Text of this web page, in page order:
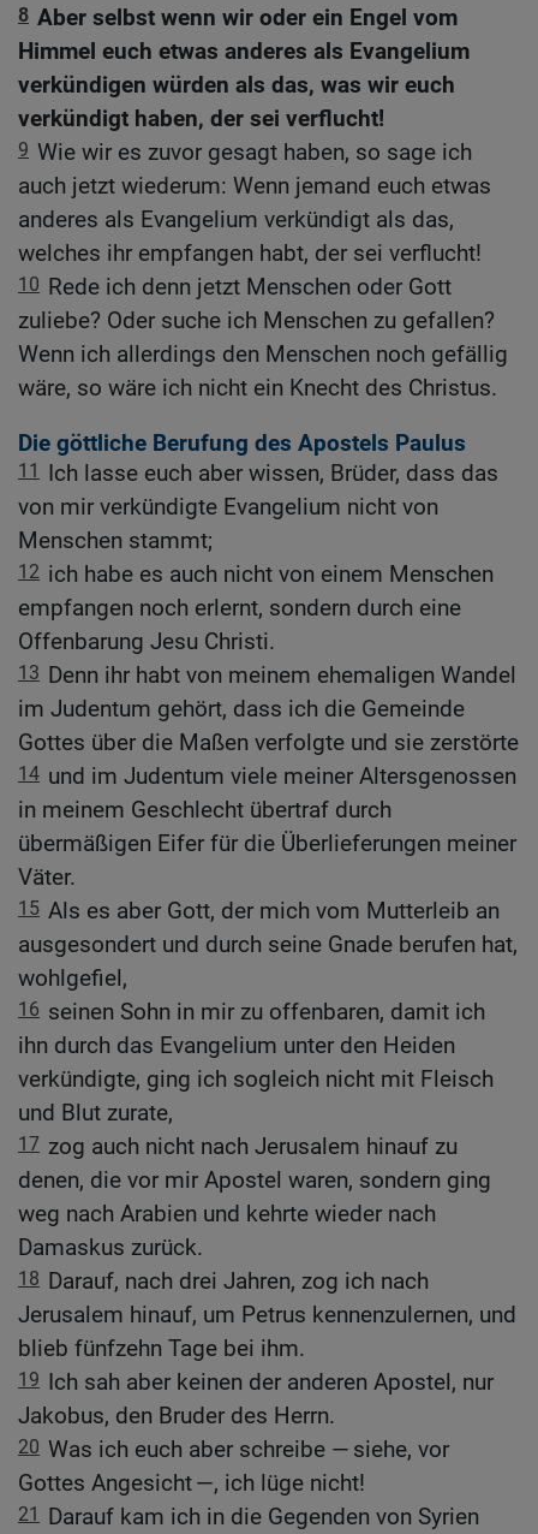
8 Aber selbst wenn wir oder ein Engel vom
Himmel euch etwas anderes als Evangelium
verkündigen würden als das, was wir euch
verkündigt haben, der sei verflucht!
9 Wie wir es zuvor gesagt haben, so sage ich
auch jetzt wiederum: Wenn jemand euch etwas
anderes als Evangelium verkündigt als das,
welches ihr empfangen habt, der sei verflucht!
10 Rede ich denn jetzt Menschen oder Gott
zuliebe? Oder suche ich Menschen zu gefallen?
Wenn ich allerdings den Menschen noch gefällig
wäre, so wäre ich nicht ein Knecht des Christus.
Die göttliche Berufung des Apostels Paulus
11 Ich lasse euch aber wissen, Brüder, dass das
von mir verkündigte Evangelium nicht von
Menschen stammt;
12 ich habe es auch nicht von einem Menschen
empfangen noch erlernt, sondern durch eine
Offenbarung Jesu Christi.
13 Denn ihr habt von meinem ehemaligen Wandel
im Judentum gehört, dass ich die Gemeinde
Gottes über die Maßen verfolgte und sie zerstörte
14 und im Judentum viele meiner Altersgenossen
in meinem Geschlecht übertraf durch
übermäßigen Eifer für die Überlieferungen meiner
Väter.
15 Als es aber Gott, der mich vom Mutterleib an
ausgesondert und durch seine Gnade berufen hat,
wohlgefiel,
16 seinen Sohn in mir zu offenbaren, damit ich
ihn durch das Evangelium unter den Heiden
verkündigte, ging ich sogleich nicht mit Fleisch
und Blut zurate,
17 zog auch nicht nach Jerusalem hinauf zu
denen, die vor mir Apostel waren, sondern ging
weg nach Arabien und kehrte wieder nach
Damaskus zurück.
18 Darauf, nach drei Jahren, zog ich nach
Jerusalem hinauf, um Petrus kennenzulernen, und
blieb fünfzehn Tage bei ihm.
19 Ich sah aber keinen der anderen Apostel, nur
Jakobus, den Bruder des Herrn.
20 Was ich euch aber schreibe — siehe, vor
Gottes Angesicht —, ich lüge nicht!
21 Darauf kam ich in die Gegenden von Syrien